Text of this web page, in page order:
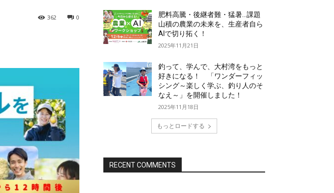
0
362
肥料高騰・後継者難・猛暑…課題
山積の農業の未来を、生産者自ら
AIで切り拓く！
2025年11月21日
釣って、学んで、大村湾をもっと
好きになる！ 「ワンダーフィッ
シング～楽しく学ぶ、釣り人のそ
なえ～」を開催しました！
2025年11月18日
もっとロードする
RECENT COMMENTS